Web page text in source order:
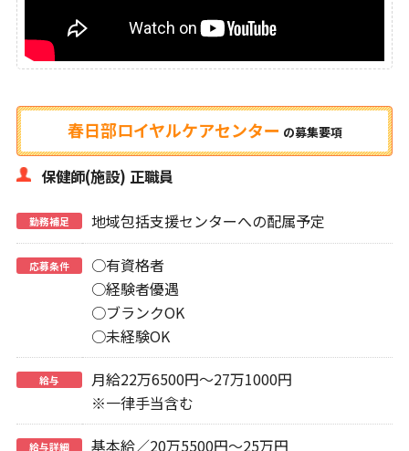
春日部ロイヤルケアセンター の募集要項
保健師(施設) 正職員
勤務補足 地域包括支援センターへの配属予定
応募条件
○有資格者
○経験者優遇
○ブランクOK
○未経験OK
給与
月給22万6500円～27万1000円
※一律手当含む
給与詳細 基本給／20万5500円～25万円